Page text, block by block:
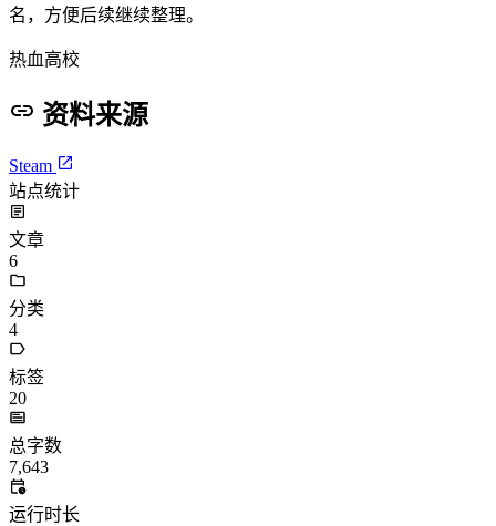
名，方便后续继续整理。
热血高校
资料来源
Steam
站点统计
文章
6
分类
4
标签
20
总字数
7,643
运行时长